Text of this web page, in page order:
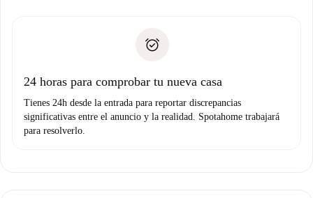
Prueba de solvencia
no nos comunicas ningún problema.
24 horas para comprobar tu nueva casa
Tienes 24h desde la entrada para reportar discrepancias
significativas entre el anuncio y la realidad. Spotahome trabajará
para resolverlo.